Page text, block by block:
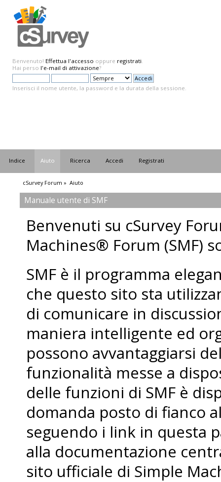
Benvenuto! Effettua l'accesso oppure registrati.
Hai perso l'e-mail di attivazione?
Inserisci il nome utente, la password e la durata della sessione.
Indice Aiuto Ricerca Accedi Registrati
cSurvey Forum » Aiuto
Manuale utente di SMF
Benvenuti su cSurvey
Machines® Forum (SMF)
SMF è il programma
che questo sito sta
di comunicare in
maniera intelligente ed
possono avvantaggiarsi
funzionalità messe a
delle funzioni di SMF è
domanda posto di fianco
seguendo i link in questa
alla documentazione
sito ufficiale di Simple